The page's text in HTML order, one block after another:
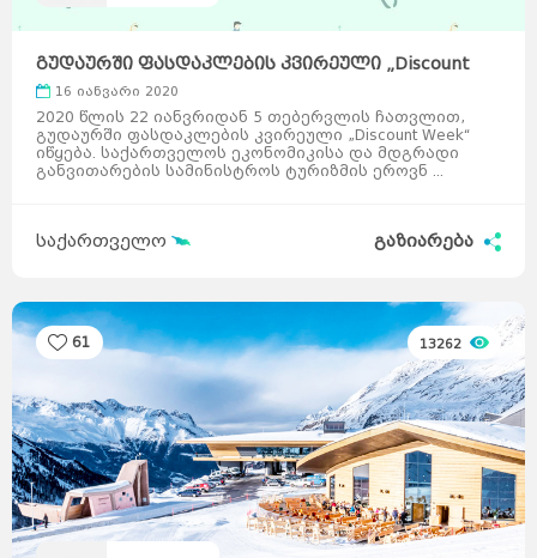
გუდაურში ფასდაკლების კვირეული „Discount
Week“ იწ ...
16 იანვარი 2020
2020 წლის 22 იანვრიდან 5 თებერვლის ჩათვლით,
გუდაურში ფასდაკლების კვირეული „Discount Week“
იწყება. საქართველოს ეკონომიკისა და მდგრადი
განვითარების სამინისტროს ტურიზმის ეროვნ ...
საქართველო გაზიარება
61 13262